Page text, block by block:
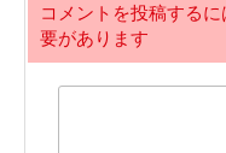
3年前
第8話
コメントを投稿するに
要があります